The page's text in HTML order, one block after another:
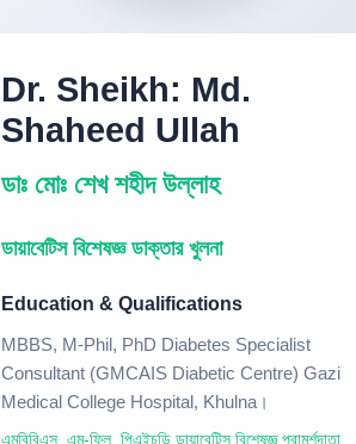
Dr. Sheikh: Md.
Shaheed Ullah
ডাঃ মোঃ শেখ শহীদ উল্লাহ
ডায়াবেটিস বিশেষজ্ঞ ডাক্তার খুলনা
Education & Qualifications
MBBS, M-Phil, PhD Diabetes Specialist
Consultant (GMCAIS Diabetic Centre) Gazi
Medical College Hospital, Khulna।
এমবিবিএস, এম-ফিল, পিএইচডি ডায়াবেটিস বিশেষজ্ঞ পরামর্শদাতা